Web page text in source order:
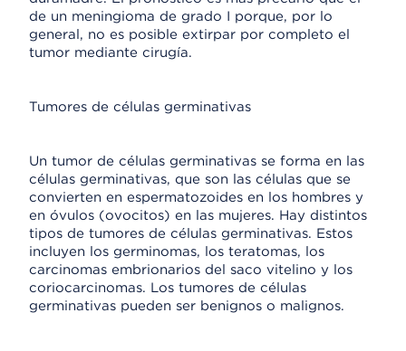
de un meningioma de grado I porque, por lo
general, no es posible extirpar por completo el
tumor mediante cirugía.
Tumores de células germinativas
Un tumor de células germinativas se forma en las
células germinativas, que son las células que se
convierten en espermatozoides en los hombres y
en óvulos (ovocitos) en las mujeres. Hay distintos
tipos de tumores de células germinativas. Estos
incluyen los germinomas, los teratomas, los
carcinomas embrionarios del saco vitelino y los
coriocarcinomas. Los tumores de células
germinativas pueden ser benignos o malignos.